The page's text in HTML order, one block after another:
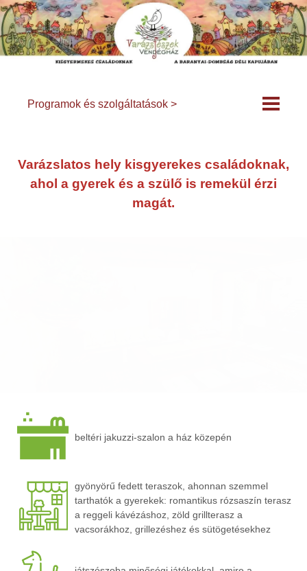
Programok és szolgáltatások >
Varázslatos hely kisgyerekes családoknak,
ahol a gyerek és a szülő is remekül érzi
magát.
beltéri jakuzzi-szalon a ház közepén
gyönyörű fedett teraszok, ahonnan szemmel
tarthatók a gyerekek: romantikus rózsaszín terasz
a reggeli kávézáshoz, zöld grillterasz a
vacsorákhoz, grillezéshez és sütögetésekhez